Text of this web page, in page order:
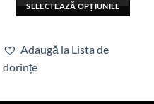
SELECTEAZĂ OPȚIUNILE
are
Adaugă la Lista de
dorințe